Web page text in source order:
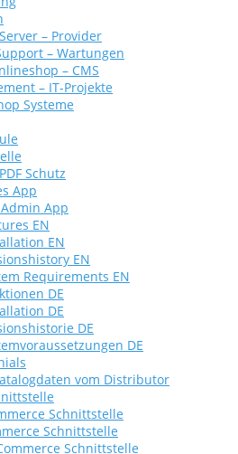
– Provider
– Wartungen
– CMS
– IT-Projekte
Systeme
Schutz
App
App
EN
EN
EN
Requirements EN
DE
DE
DE
DE
vom Distributor
Schnittstelle
Schnittstelle
Schnittstelle